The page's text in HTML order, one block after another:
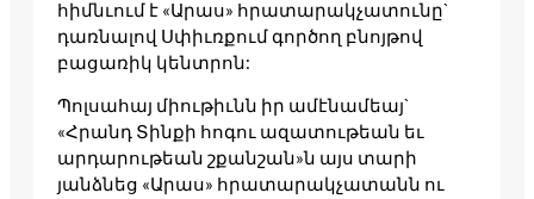
հիմնւում է «Արաս» հրատարակչատունը`
դառնալով Սփիւռքում գործող բնոյթով
բացառիկ կենտրոն:
Պոլսահայ միութիւնն իր ամէնամեայ`
«Հրանդ Տինքի հոգու ազատութեան եւ
արդարութեան շքանշան»ն այս տարի
յանձնեց «Արաս» հրատարակչատանն ու